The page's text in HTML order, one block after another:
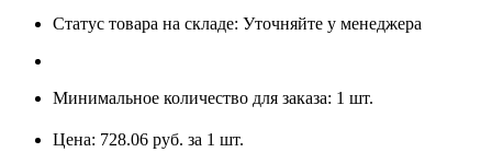
Статус товара на складе: Уточняйте у менеджера
Минимальное количество для заказа: 1 шт.
Цена: 728.06 руб. за 1 шт.